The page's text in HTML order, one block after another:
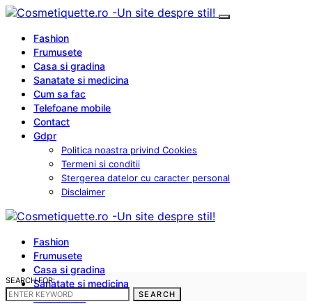
Fashion
Frumusete
Casa si gradina
Sanatate si medicina
Cum sa fac
Telefoane mobile
Contact
Gdpr
Politica noastra privind Cookies
Termeni si conditii
Stergerea datelor cu caracter personal
Disclaimer
Fashion
Frumusete
Casa si gradina
Sanatate si medicina
Cum sa fac
SEARCH FOR:
SEARCH